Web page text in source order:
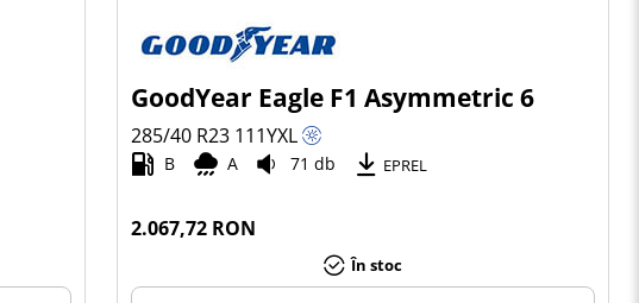
GoodYear Eagle F1 Asymmetric 6
285/40 R23 111YXL
B A 71 db EPREL
2.067,72 RON
În stoc